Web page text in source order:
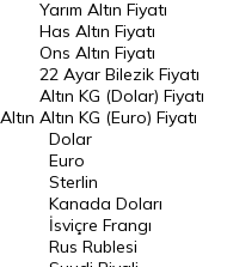
DÖVİZ
Döviz Kuru
Dolar Kuru
Euro Kuru
Pound Kuru
Frank Kuru
Riyal Kuru
Altın
Yarım Altın Fiyatı
Has Altın Fiyatı
Ons Altın Fiyatı
22 Ayar Bilezik Fiyatı
Altın KG (Dolar) Fiyatı
Altın KG (Euro) Fiyatı
Dolar
Euro
Sterlin
Kanada Doları
İsviçre Frangı
Rus Rublesi